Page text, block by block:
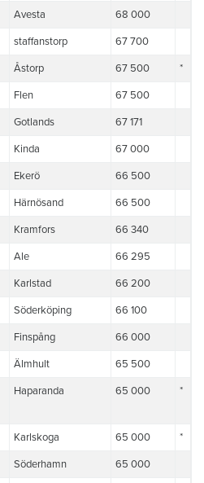
Avesta 68 000
staffanstorp 67 700
Åstorp 67 500 *
Flen 67 500
Gotlands 67 171
Kinda 67 000
Ekerö 66 500
Härnösand 66 500
Kramfors 66 340
Ale 66 295
Karlstad 66 200
Söderköping 66 100
Finspång 66 000
Älmhult 65 500
Haparanda 65 000 *
Karlskoga 65 000 *
Söderhamn 65 000